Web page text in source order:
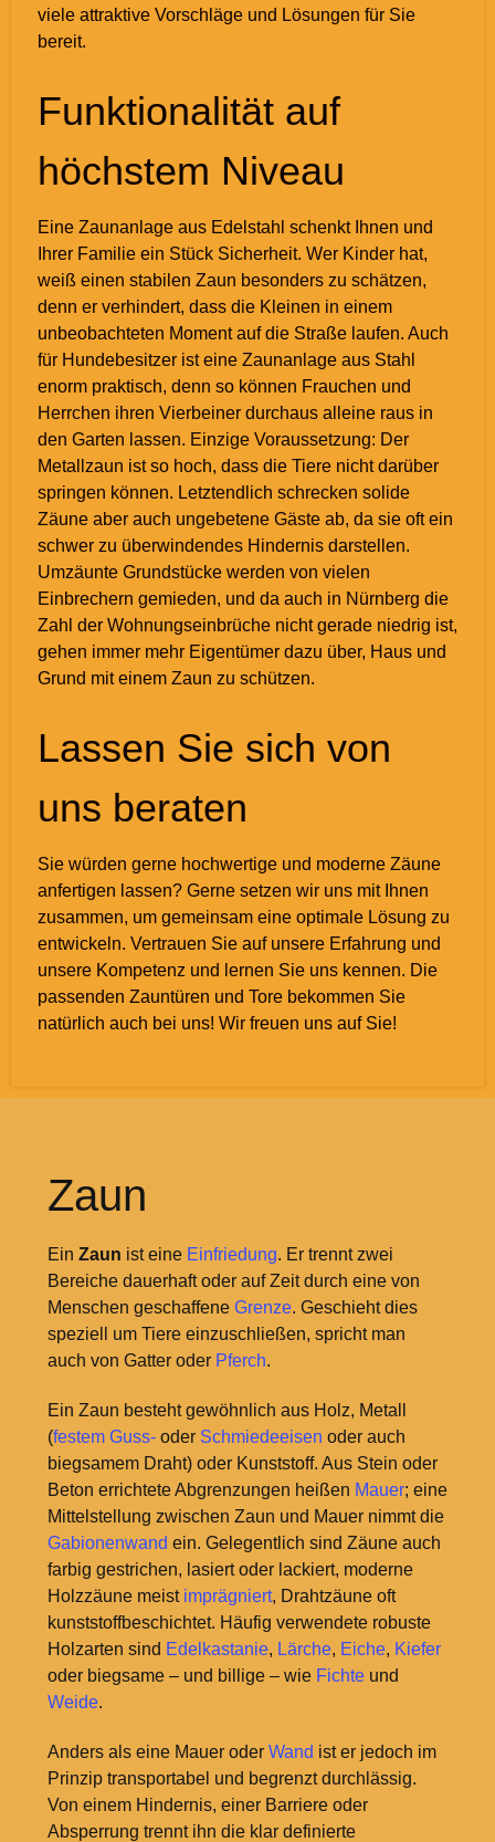
viele attraktive Vorschläge und Lösungen für Sie
bereit.
Funktionalität auf
höchstem Niveau
Eine Zaunanlage aus Edelstahl schenkt Ihnen und
Ihrer Familie ein Stück Sicherheit. Wer Kinder hat,
weiß einen stabilen Zaun besonders zu schätzen,
denn er verhindert, dass die Kleinen in einem
unbeobachteten Moment auf die Straße laufen. Auch
für Hundebesitzer ist eine Zaunanlage aus Stahl
enorm praktisch, denn so können Frauchen und
Herrchen ihren Vierbeiner durchaus alleine raus in
den Garten lassen. Einzige Voraussetzung: Der
Metallzaun ist so hoch, dass die Tiere nicht darüber
springen können. Letztendlich schrecken solide
Zäune aber auch ungebetene Gäste ab, da sie oft ein
schwer zu überwindendes Hindernis darstellen.
Umzäunte Grundstücke werden von vielen
Einbrechern gemieden, und da auch in Nürnberg die
Zahl der Wohnungseinbrüche nicht gerade niedrig ist,
gehen immer mehr Eigentümer dazu über, Haus und
Grund mit einem Zaun zu schützen.
Lassen Sie sich von
uns beraten
Sie würden gerne hochwertige und moderne Zäune
anfertigen lassen? Gerne setzen wir uns mit Ihnen
zusammen, um gemeinsam eine optimale Lösung zu
entwickeln. Vertrauen Sie auf unsere Erfahrung und
unsere Kompetenz und lernen Sie uns kennen. Die
passenden Zauntüren und Tore bekommen Sie
natürlich auch bei uns! Wir freuen uns auf Sie!
Zaun
Ein Zaun ist eine Einfriedung. Er trennt zwei
Bereiche dauerhaft oder auf Zeit durch eine von
Menschen geschaffene Grenze. Geschieht dies
speziell um Tiere einzuschließen, spricht man
auch von Gatter oder Pferch.
Ein Zaun besteht gewöhnlich aus Holz, Metall
(festem Guss-oder Schmiedeeisen oder auch
biegsamem Draht) oder Kunststoff. Aus Stein oder
Beton errichtete Abgrenzungen heißen Mauer; eine
Mittelstellung zwischen Zaun und Mauer nimmt die
Gabionenwand ein. Gelegentlich sind Zäune auch
farbig gestrichen, lasiert oder lackiert, moderne
Holzzäune meist imprägniert, Drahtzäune oft
kunststoffbeschichtet. Häufig verwendete robuste
Holzarten sind Edelkastanie, Lärche, Eiche, Kiefer
oder biegsame – und billige – wie Fichteund
Weide.
Anders als eine Mauer oder Wand ist er jedoch im
Prinzip transportabel und begrenzt durchlässig.
Von einem Hindernis, einer Barriere oder
Absperrung trennt ihn die klar definierte